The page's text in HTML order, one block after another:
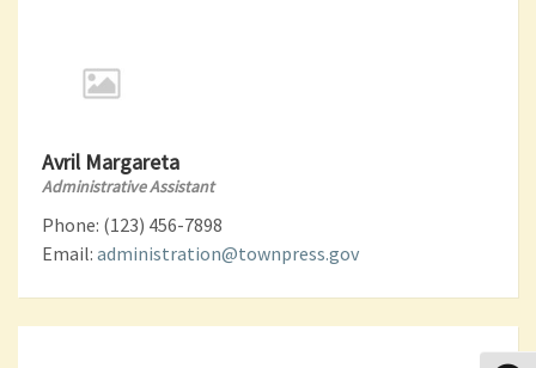
Avril Margareta
Administrative Assistant
Phone: (123) 456-7898
Email: administration@townpress.gov